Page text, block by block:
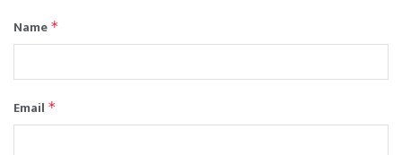
Name *
Email *